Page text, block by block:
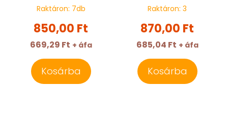
Raktáron: 7db
850,00 Ft
669,29 Ft + áfa
Kosárba
Raktáron: 3
870,00 Ft
685,04 Ft + áfa
Kosárba